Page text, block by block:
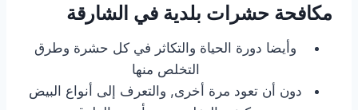
مكافحة حشرات بلدية في الشارقة
وأيضا دورة الحياة والتكاثر في كل حشرة وطرق
التخلص منها
دون أن تعود مرة أخرى, والتعرف إلى أنواع البيض